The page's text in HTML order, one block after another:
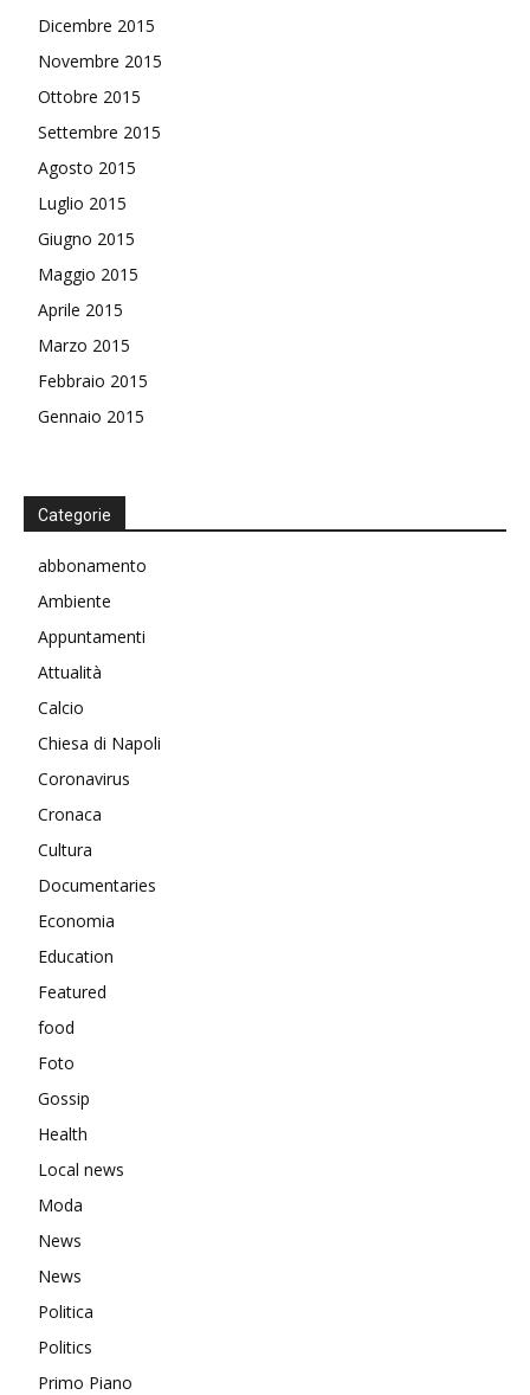
Dicembre 2015
Novembre 2015
Ottobre 2015
Settembre 2015
Agosto 2015
Luglio 2015
Giugno 2015
Maggio 2015
Aprile 2015
Marzo 2015
Febbraio 2015
Gennaio 2015
Categorie
abbonamento
Ambiente
Appuntamenti
Attualità
Calcio
Chiesa di Napoli
Coronavirus
Cronaca
Cultura
Documentaries
Economia
Education
Featured
food
Foto
Gossip
Health
Local news
Moda
News
News
Politica
Politics
Primo Piano